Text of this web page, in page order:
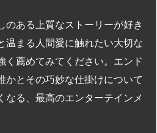
のある上質なストーリーが好き
温まる人間愛に触れたい大切な
く薦めてみてください。エンド
かとその巧妙な仕掛けについて
なる、最高のエンターテインメ